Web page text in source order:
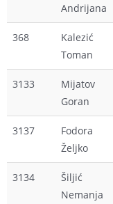
Andrijana
368
Kalezić
Toman
3133
Mijatov
Goran
3137
Fodora
Željko
3134
Šiljić
Nemanja